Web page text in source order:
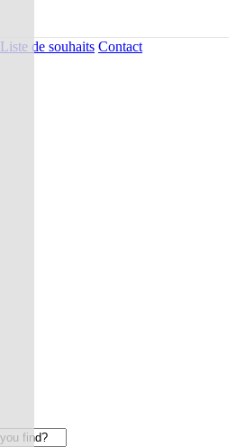
Liste de souhaits Contact